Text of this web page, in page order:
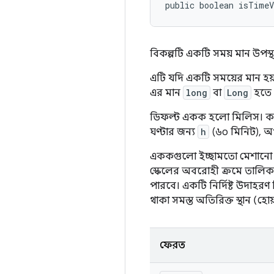
public boolean
বিকল্পটি একটি সময় মান
এটি যদি একটি সময়ের মান
এর মান long বা Long হতে
ডিফল্ট একক হলো মিলিস।
ঘণ্টার জন্য h (৬০ মিনিট),
এককগুলো ইচ্ছামতো মেশানো
স্কেলের অবরোহী ক্রমে
পারবে। একটি নির্দিষ্ট
থাকা সমস্ত অতিরিক্ত স্থান
ফেরত